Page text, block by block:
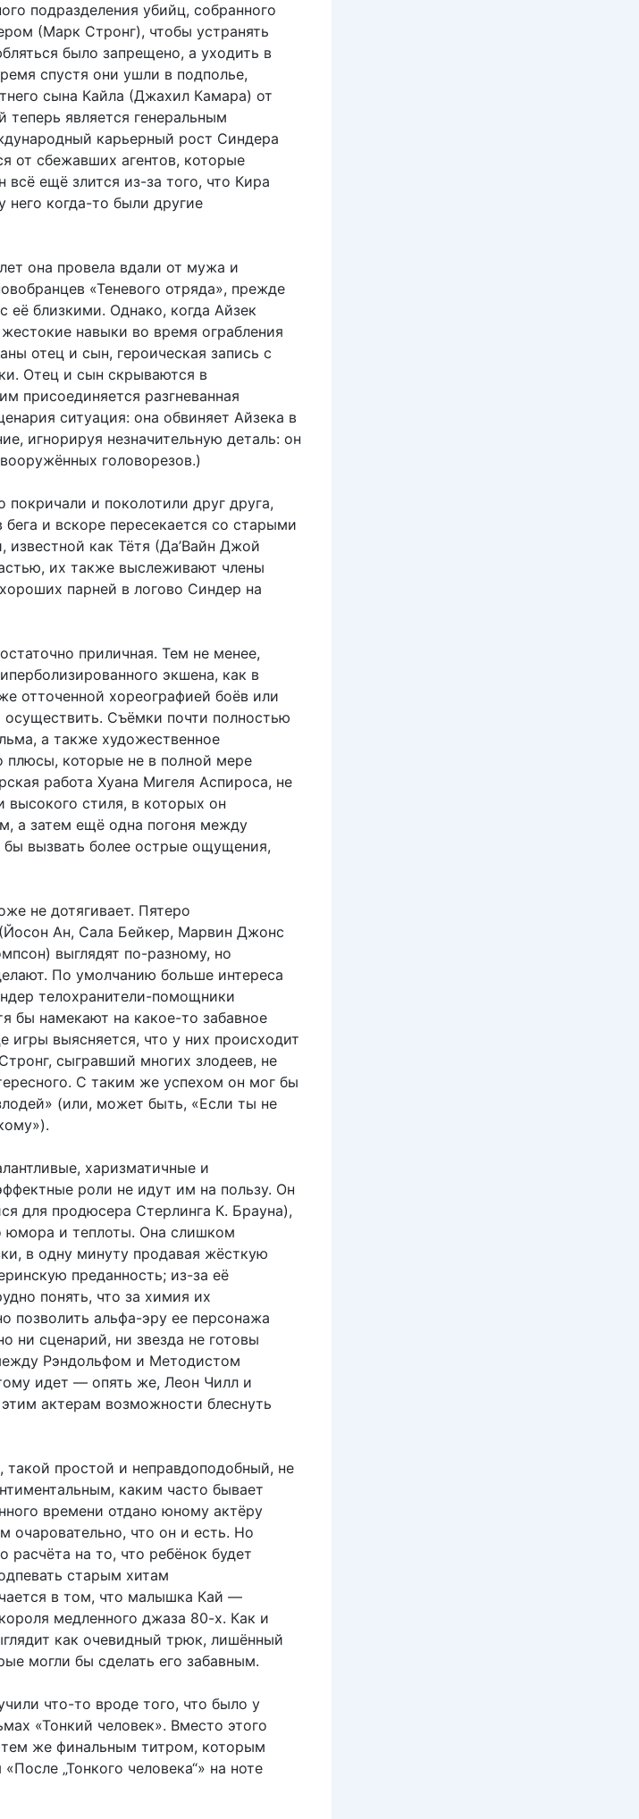
подразделения убийц, собранного
(Марк Стронг), чтобы устранять
было запрещено, а уходить в
спустя они ушли в подполье,
сына Кайла (Джахил Камара) от
является генеральным
карьерный рост Синдера
от сбежавших агентов, которые
ещё злится из-за того, что Кира
него когда-то были другие
она провела вдали от мужа и
«Теневого отряда», прежде
её близкими. Однако, когда Айзек
навыки во время ограбления
отец и сын, героическая запись с
Отец и сын скрываются в
присоединяется разгневанная
ситуация: она обвиняет Айзека в
игнорируя незначительную деталь: он
головорезов.)
покричали и поколотили друг друга,
и вскоре пересекается со старыми
как Тётя (Да’Вайн Джой
их также выслеживают члены
парней в логово Синдер на
приличная. Тем не менее,
экшена, как в
отточенной хореографией боёв или
Съёмки почти полностью
а также художественное
которые не в полной мере
работа Хуана Мигеля Аспироса, не
высокого стиля, в которых он
а затем ещё одна погоня между
вызвать более острые ощущения,
не дотягивает. Пятеро
Ан, Сала Бейкер, Марвин Джонс
выглядят по-разному, но
По умолчанию больше интереса
телохранители-помощники
бы намекают на какое-то забавное
игры выясняется, что у них происходит
сыгравший многих злодеев, не
С таким же успехом он мог бы
(или, может быть, «Если ты не
харизматичные и
роли не идут им на пользу. Он
для продюсера Стерлинга К. Брауна),
юмора и теплоты. Она слишком
в одну минуту продавая жёсткую
преданность; из-за её
понять, что за химия их
позволить альфа-эру ее персонажа
ни сценарий, ни звезда не готовы
Рэндольфом и Методистом
идет — опять же, Леон Чилл и
актерам возможности блеснуть
простой и неправдоподобный, не
каким часто бывает
времени отдано юному актёру
очаровательно, что он и есть. Но
расчёта на то, что ребёнок будет
старым хитам
в том, что малышка Кай —
медленного джаза 80-х. Как и
как очевидный трюк, лишённый
могли бы сделать его забавным.
что-то вроде того, что было у
«Тонкий человек». Вместо этого
же финальным титром, которым
„Тонкого человека“» на ноте